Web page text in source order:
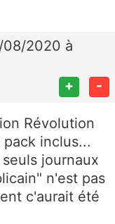
2020 à
+ -
Révolution
inclus...
journaux
n'est pas
c'aurait été